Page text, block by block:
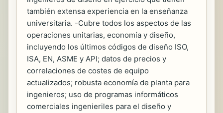
también extensa experiencia en la enseñanza
universitaria. -Cubre todos los aspectos de las
operaciones unitarias, economía y diseño,
incluyendo los últimos códigos de diseño ISO,
ISA, EN, ASME y API; datos de precios y
correlaciones de costes de equipo
actualizados; robusta economía de planta para
ingenieros; uso de programas informáticos
comerciales ingenieriles para el diseño y